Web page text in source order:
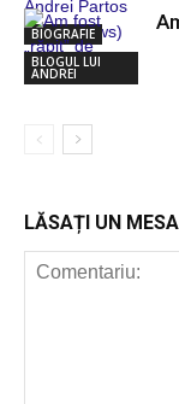
BIOGRAFIE
BLOGUL LUI
ANDREI
LĂSAȚI UN